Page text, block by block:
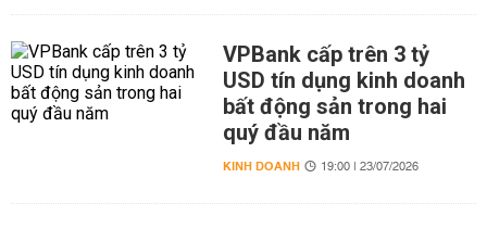
VPBank cấp trên 3 tỷ
USD tín dụng kinh doanh
bất động sản trong hai
quý đầu năm
KINH DOANH 19:00 | 23/07/2026